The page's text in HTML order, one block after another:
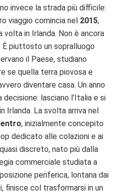
invece la strada più difficile:
viaggio comincia nel 2015,
volta in Irlanda. Non è ancora
piuttosto un sopralluogo
il Paese, studiano
se quella terra piovosa e
diventare casa. Un anno
decisione: lasciano l’Italia e si
Irlanda. La svolta arriva nel
, inizialmente concepito
dedicato alle colazioni e ai
discreto, nato più dalla
commerciale studiata a
periferica, lontana dai
finisce col trasformarsi in un